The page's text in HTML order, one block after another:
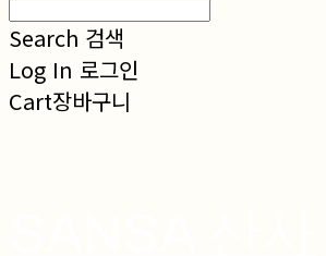
Search 검색
Log In 로그인
Cart장바구니